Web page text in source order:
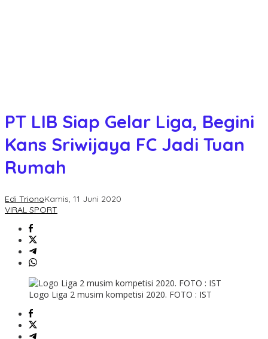
PT LIB Siap Gelar Liga, Begini
Kans Sriwijaya FC Jadi Tuan
Rumah
Edi TrionoKamis, 11 Juni 2020
VIRAL SPORT
Logo Liga 2 musim kompetisi 2020. FOTO : IST